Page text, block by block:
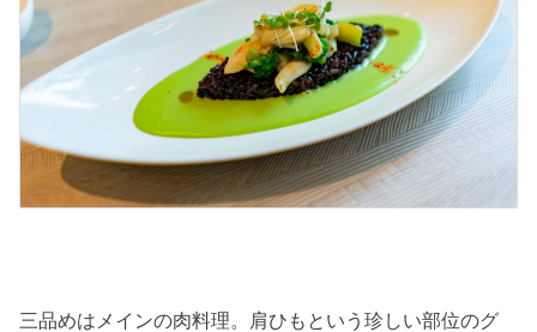
三品めはメインの肉料理。肩ひもという珍しい部位のグ